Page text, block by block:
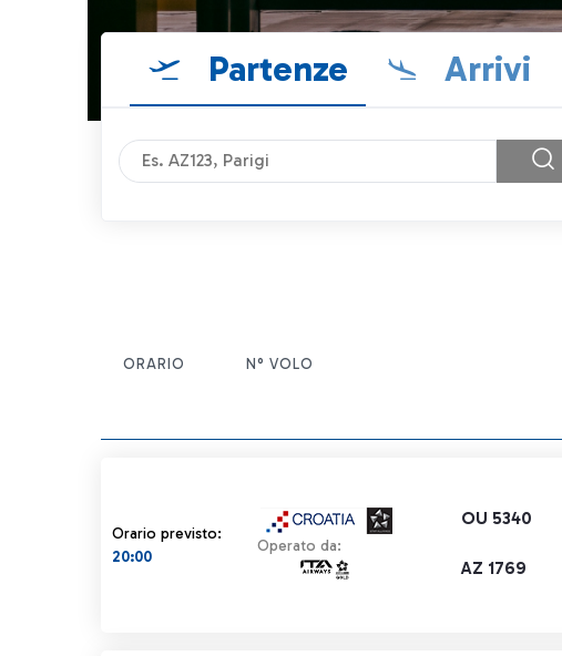
Partenze Arrivi
ORARIO N° VOLO
Orario previsto:
20:00
OU 5340
Operato da:
AZ 1769